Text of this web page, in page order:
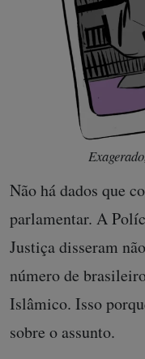
Não há dados que
parlamentar. A
Justiça disseram
número de
Islâmico. Isso
sobre o assunto.